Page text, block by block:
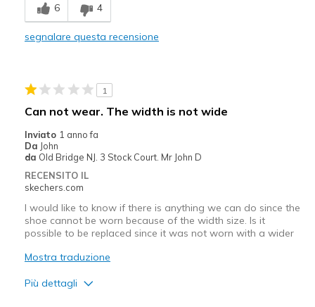
Comfortable
Migliori Utilizzi:
Going Out
Travel
Width
Feels true to width
Sizing
Feels true to size
6 4
segnalare questa recensione
1
Can not wear. The width is not wide
Inviato 1 anno fa
Da John
da Old Bridge NJ. 3 Stock Court. Mr John D
RECENSITO IL
skechers.com
I would like to know if there is anything we can do since the
shoe cannot be worn because of the width size. Is it
possible to be replaced since it was not worn with a wider
Mostra traduzione
Più dettagli